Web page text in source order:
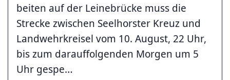
bei­ten auf der Leinebrücke muss die
Strecke zwischen Seelhorster Kreuz und
Landwehrkreisel vom 10. August, 22 Uhr,
bis zum darauffolgenden Morgen um 5
Uhr gespe…